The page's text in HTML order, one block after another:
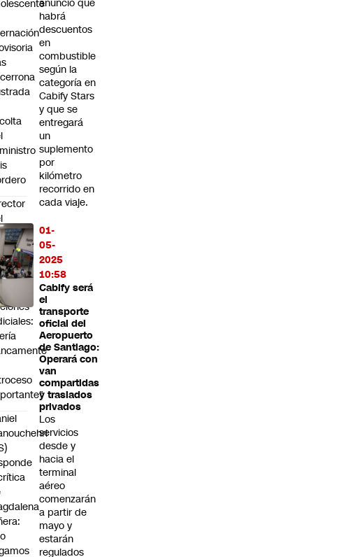
anunció que
habrá
descuentos
en
combustible
según la
categoría en
Cabify Stars
y que se
entregará
un
suplemento
por
kilómetro
recorrido en
cada viaje.
01-
05-
2025
10:58
Cabify será
el
transporte
oficial del
Aeropuerto
de Santiago:
Operará con
van
compartidas
y traslados
privados
Los
servicios
desde y
hacia el
terminal
aéreo
comenzarán
a partir de
mayo y
estarán
regulados